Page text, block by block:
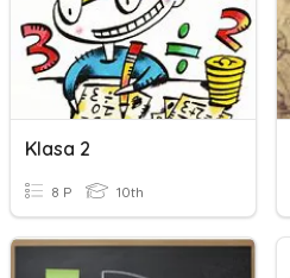
Klasa 2
8 P 10th